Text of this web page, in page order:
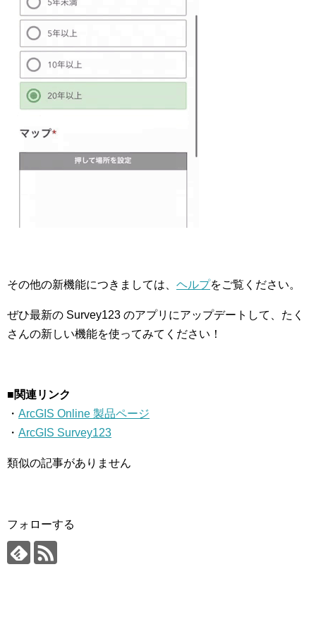
その他の新機能につきましては、 ヘルプをご覧ください。
ぜひ最新の Survey123 のアプリにアップデートして、たく
さんの新しい機能を使ってみてください！
■関連リンク
・ ArcGIS Online 製品ページ
・ ArcGIS Survey123
類似の記事がありません
フォローする